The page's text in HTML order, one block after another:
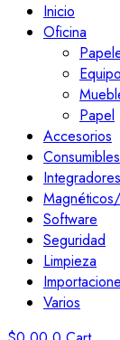
Inicio
Oficina
Papel
Accesorios
Consumibles
Software
Seguridad
Limpieza
Varios